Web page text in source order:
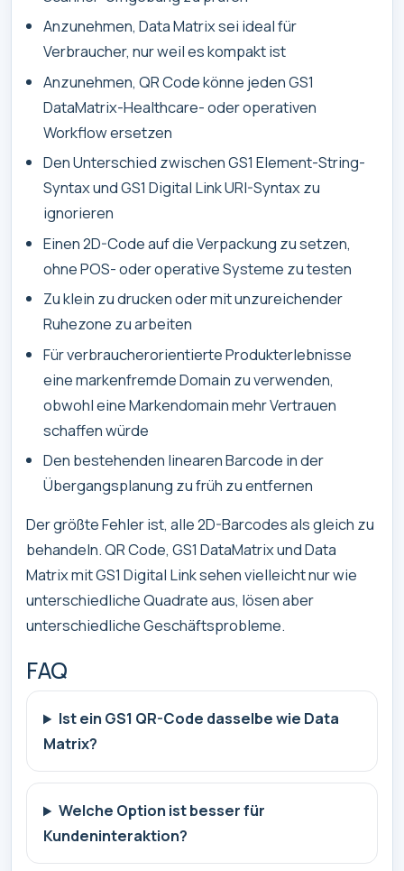
Anzunehmen, Data Matrix sei ideal für
Verbraucher, nur weil es kompakt ist
Anzunehmen, QR Code könne jeden GS1
DataMatrix-Healthcare- oder operativen
Workflow ersetzen
Den Unterschied zwischen GS1 Element-String-
Syntax und GS1 Digital Link URI-Syntax zu
ignorieren
Einen 2D-Code auf die Verpackung zu setzen,
ohne POS- oder operative Systeme zu testen
Zu klein zu drucken oder mit unzureichender
Ruhezone zu arbeiten
Für verbraucherorientierte Produkterlebnisse
eine markenfremde Domain zu verwenden,
obwohl eine Markendomain mehr Vertrauen
schaffen würde
Den bestehenden linearen Barcode in der
Übergangsplanung zu früh zu entfernen
Der größte Fehler ist, alle 2D-Barcodes als gleich zu
behandeln. QR Code, GS1 DataMatrix und Data
Matrix mit GS1 Digital Link sehen vielleicht nur wie
unterschiedliche Quadrate aus, lösen aber
unterschiedliche Geschäftsprobleme.
FAQ
Ist ein GS1 QR-Code dasselbe wie Data
Matrix?
Welche Option ist besser für
Kundeninteraktion?